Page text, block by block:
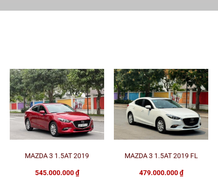
MAZDA 3 1.5AT 2019
545.000.000₫
MAZDA 3 1.5AT 2019 FL
479.000.000₫